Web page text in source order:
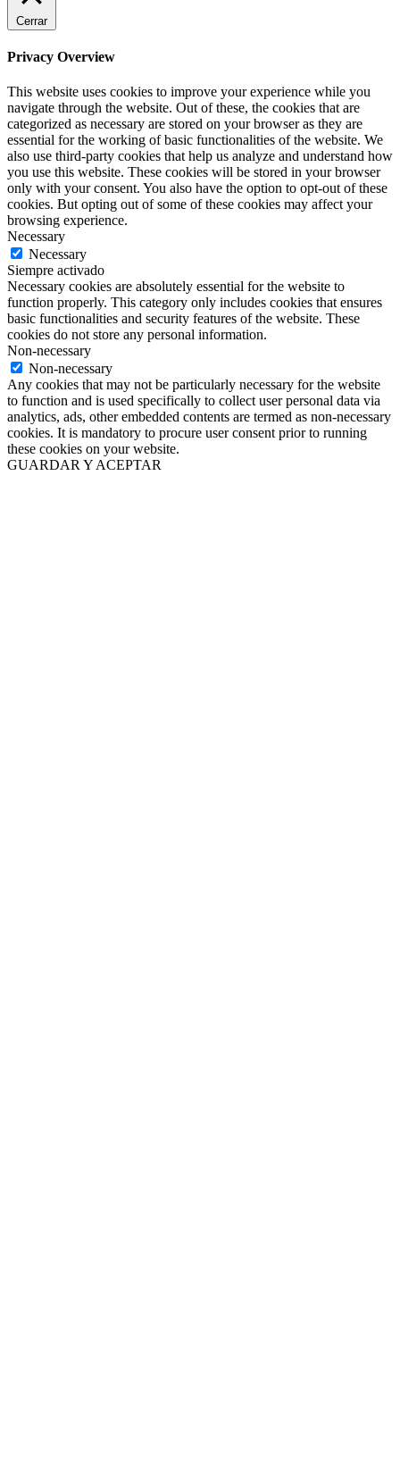
Cerrar
Privacy Overview
This website uses cookies to improve your experience while you
navigate through the website. Out of these, the cookies that are
categorized as necessary are stored on your browser as they are
essential for the working of basic functionalities of the website. We
also use third-party cookies that help us analyze and understand how
you use this website. These cookies will be stored in your browser
only with your consent. You also have the option to opt-out of these
cookies. But opting out of some of these cookies may affect your
browsing experience.
Necessary
Necessary
Siempre activado
Necessary cookies are absolutely essential for the website to
function properly. This category only includes cookies that ensures
basic functionalities and security features of the website. These
cookies do not store any personal information.
Non-necessary
Non-necessary
Any cookies that may not be particularly necessary for the website
to function and is used specifically to collect user personal data via
analytics, ads, other embedded contents are termed as non-necessary
cookies. It is mandatory to procure user consent prior to running
these cookies on your website.
GUARDAR Y ACEPTAR